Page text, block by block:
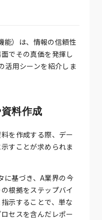
能）は、情報の信頼性
でその真価を発揮し
活用シーンを紹介しま
料作成
を作成する際、デー
すことが求められま
に基づき、A業界の今
根拠をステップバイ
示することで、単な
セスを含んだレポー